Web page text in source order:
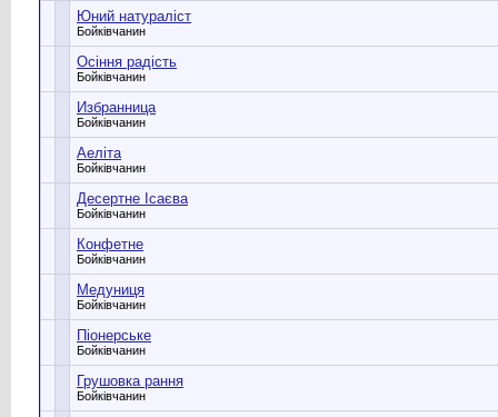
Юний натураліст
Бойківчанин
Осіння радість
Бойківчанин
Избранница
Бойківчанин
Аеліта
Бойківчанин
Десертне Ісаєва
Бойківчанин
Конфетне
Бойківчанин
Медуниця
Бойківчанин
Піонерське
Бойківчанин
Грушовка рання
Бойківчанин